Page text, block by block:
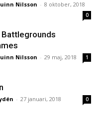
Nilsson - 8 oktober, 2018
0
Battlegrounds
Nilsson - 29 maj, 2018 1
- 27 januari, 2018 0